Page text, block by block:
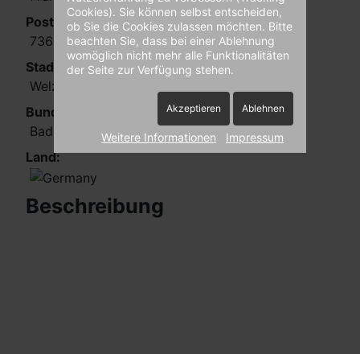
Postleitzahl:
73642
Stadt:
Welzheim
Bundesland:
Baden-Württemberg
Land:
Beschreibung
Cookies). Sie können selbst entscheiden,
ob Sie die Cookies zulassen möchten. Bitte
beachten Sie, dass bei einer Ablehnung
womöglich nicht mehr alle Funktionalitäten
der Seite zur Verfügung stehen.
Akzeptieren Ablehnen
Weitere Informationen Impressum